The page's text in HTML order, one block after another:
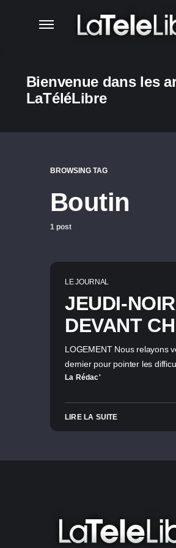
Bienvenue dans les
LaTéléLibre
BROWSING TAG
Boutin
1 post
LE JOURNAL
JEUDI-
DEVANT
LOGEMENT Nous relayons
dernier pour pointer les
La Rédac'
LIRE LA SUITE